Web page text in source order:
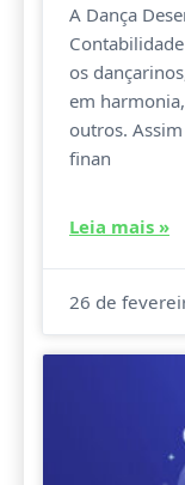
A Dança
os
em
outros.
finan
Leia mais »
26 de